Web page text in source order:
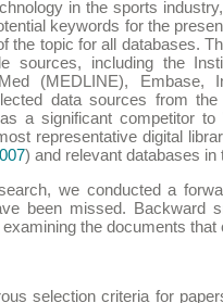
in the sports
keywords for the
the topic for all databases.
sources, including the
(MEDLINE),
data sources from
a significant competitor
representative digital
) and relevant databases
we conducted a
been missed. Backward
the documents
selection criteria for